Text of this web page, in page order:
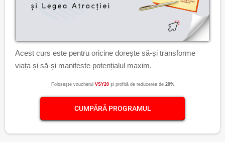
Acest curs este pentru oricine dorește să-și transforme
viața și să-și manifeste potențialul maxim.
Folosește voucherul VSY20și profită de reducerea de 20%
CUMPĂRĂ PROGRAMUL